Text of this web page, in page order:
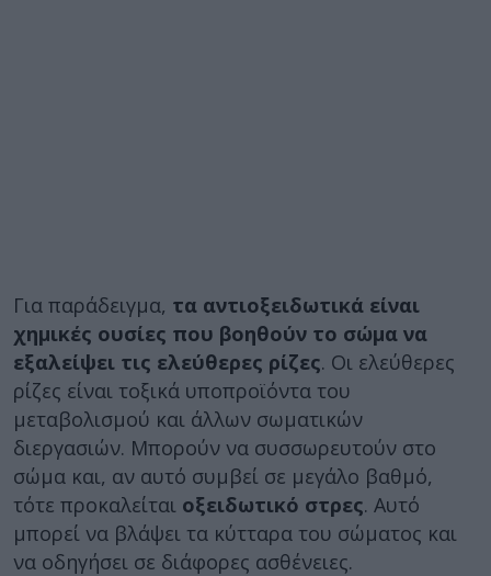
Για παράδειγμα, τα αντιοξειδωτικά είναι
χημικές ουσίες που βοηθούν το σώμα να
εξαλείψει τις ελεύθερες ρίζες. Οι ελεύθερες
ρίζες είναι τοξικά υποπροϊόντα του
μεταβολισμού και άλλων σωματικών
διεργασιών. Μπορούν να συσσωρευτούν στο
σώμα και, αν αυτό συμβεί σε μεγάλο βαθμό,
τότε προκαλείται οξειδωτικό στρες. Αυτό
μπορεί να βλάψει τα κύτταρα του σώματος και
να οδηγήσει σε διάφορες ασθένειες.